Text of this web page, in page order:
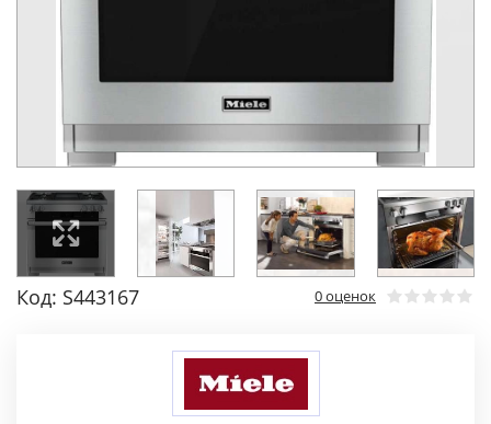
Код: S443167 0 оценок